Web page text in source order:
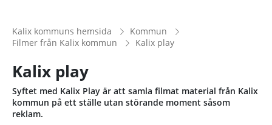
Kalix kommuns hemsida
Kommun
Filmer från Kalix kommun
Kalix play
Kalix play
Syftet med Kalix Play är att samla filmat material från Kalix
kommun på ett ställe utan störande moment såsom
reklam.